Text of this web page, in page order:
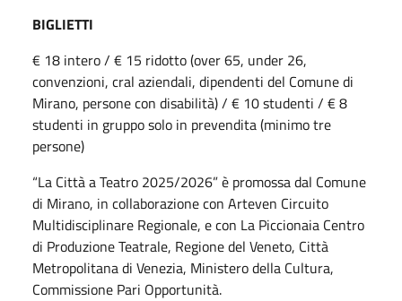
BIGLIETTI
€ 18 intero / € 15 ridotto (over 65, under 26,
convenzioni, cral aziendali, dipendenti del Comune di
Mirano, persone con disabilità) / € 10 studenti / € 8
studenti in gruppo solo in prevendita (minimo tre
persone)
“La Città a Teatro 2025/2026” è promossa dal Comune
di Mirano, in collaborazione con Arteven Circuito
Multidisciplinare Regionale, e con La Piccionaia Centro
di Produzione Teatrale, Regione del Veneto, Città
Metropolitana di Venezia, Ministero della Cultura,
Commissione Pari Opportunità.